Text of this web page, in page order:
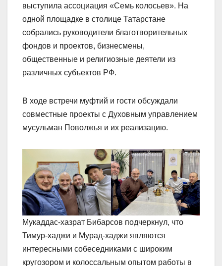
выступила ассоциация «Семь колосьев». На
одной площадке в столице Татарстане
собрались руководители благотворительных
фондов и проектов, бизнесмены,
общественные и религиозные деятели из
различных субъектов РФ.
В ходе встречи муфтий и гости обсуждали
совместные проекты с Духовным управлением
мусульман Поволжья и их реализацию.
Мукаддас-хазрат Бибарсов подчеркнул, что
Тимур-хаджи и Мурад-хаджи являются
интересными собеседниками с широким
кругозором и колоссальным опытом работы в